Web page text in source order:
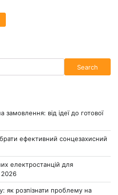
Search
від ідеї до готової
ефективний сонцезахисний
електростанцій для
2026
як розпізнати проблему на